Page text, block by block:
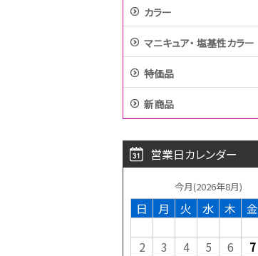
カラー
マニキュア・ 塩基性カラー
特価品
新商品
営業日カレンダー
今月(2026年8月)
日 月 火 水 木 金
2
3 4 5 6 7